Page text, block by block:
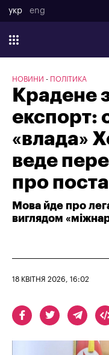
укр eng
НОВИНИ ПОЛІТИКА
Крадене
експорт:
«влада»
веде
про
Мова йде про
виглядом
18 КВІТНЯ 2026, 16:02